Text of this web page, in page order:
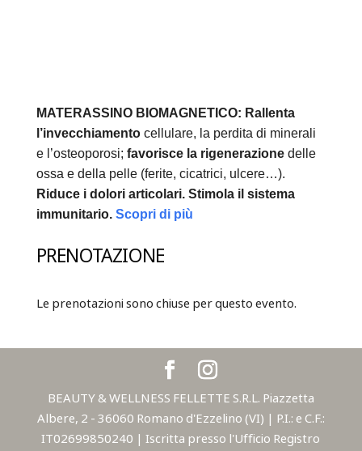
MATERASSINO BIOMAGNETICO: Rallenta
l’invecchiamentocellulare, la perdita di minerali
e l’osteoporosi; favorisce la rigenerazionedelle
ossa e della pelle (ferite, cicatrici, ulcere…).
Riduce i dolori articolari. Stimola il sistema
immunitario. Scopri di più
PRENOTAZIONE
Le prenotazioni sono chiuse per questo evento.
BEAUTY & WELLNESS FELLETTE S.R.L. Piazzetta
Albere, 2 - 36060 Romano d'Ezzelino (VI) | P.I.: e C.F.:
IT02699850240 | Iscritta presso l'Ufficio Registro